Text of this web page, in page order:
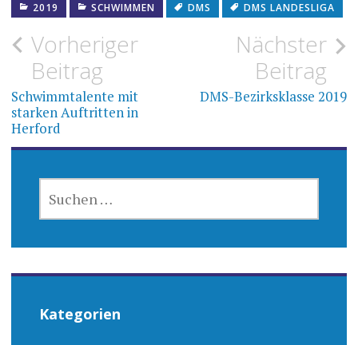
2019 SCHWIMMEN DMS DMS LANDESLIGA
Beitragsnavigation
Vorheriger
Beitrag
Schwimmtalente mit
starken Auftritten in
Herford
Nächster
Beitrag
DMS-Bezirksklasse 2019
NACH:
Kategorien